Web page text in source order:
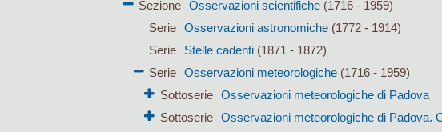
Sezione Osservazioni scientifiche(1716 - 1959)
Serie
Osservazioni astronomiche (1772 - 1914)
Serie
Stelle cadenti (1871 - 1872)
Serie
Osservazioni meteorologiche (1716 - 1959)
Sottoserie
Osservazioni meteorologiche di Padova
Sottoserie
Osservazioni meteorologiche di Padova.